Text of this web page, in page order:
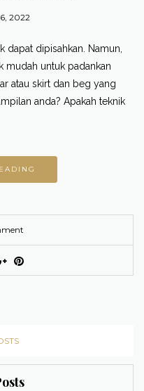
2022
dapat dipisahkan. Namun,
mudah untuk padankan
atau skirt dan beg yang
anda? Apakah teknik